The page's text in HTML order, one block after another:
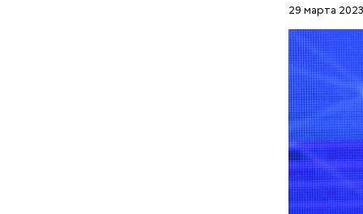
29 марта 2023
Поляков
рядом с
— Может
академик.